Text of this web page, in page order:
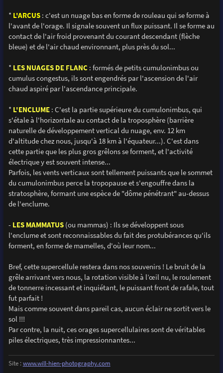
*L'ARCUS: c'est un nuage bas en forme de rouleau qui se forme à
l'avant de l'orage. Il signale souvent un flux puissant. Il se forme au
contact de l'air froid provenant du courant descendant (flèche
bleue) et de l'air chaud environnant, plus près du sol...
* LES NUAGES DE FLANC: formés de petits cumulonimbus ou
cumulus congestus, ils sont engendrés par l'ascension de l'air
chaud aspiré par l'ascendance principale.
* L'ENCLUME: C'est la partie supérieure du cumulonimbus, qui
s'étale à l'horizontale au contact de la troposphère (barrière
naturelle de développement vertical du nuage, env. 12 km
d'altitude chez nous, jusqu'à 18 km à l'équateur...). C'est dans
cette partie que les plus gros grêlons se forment, et l'activité
électrique y est souvent intense...
Parfois, les vents verticaux sont tellement puissants que le sommet
du cumulonimbus perce la tropopause et s'engouffre dans la
stratosphère, formant une espèce de "dôme pénétrant" au-dessus
de l'enclume.
- LES MAMMATUS(ou mammas) : Ils se développent sous
l'enclume et sont reconnaissables du fait des protubérances qu'ils
forment, en forme de mamelles, d'où leur nom...
Bref, cette supercellule restera dans nos souvenirs ! Le bruit de la
grêle arrivant vers nous, la rotation visible à l’œil nu, le roulement
de tonnerre incessant et inquiétant, le puissant front de rafale, tout
fut parfait !
Mais comme souvent dans pareil cas, aucun éclair ne sortit vers le
sol !!!
Par contre, la nuit, ces orages supercellulaires sont de véritables
piles électriques, très impressionnantes...
Site :www.will-hien-photography.com